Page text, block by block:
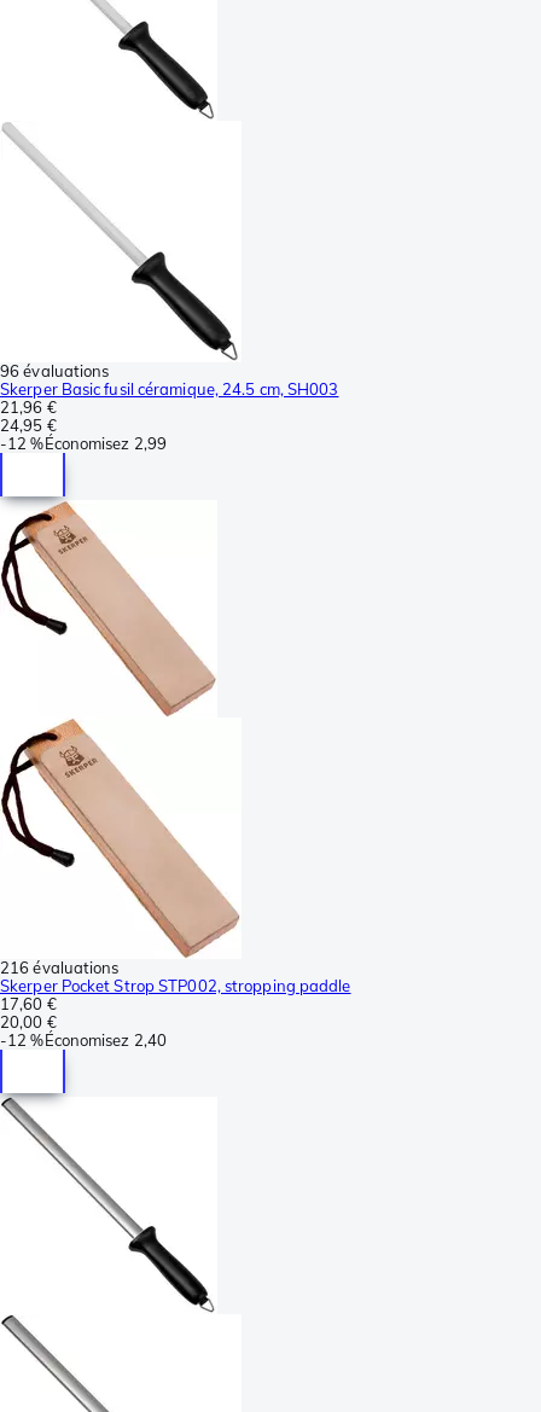
96 évaluations
Skerper Basic fusil céramique, 24.5 cm, SH003
21,96 €
24,95 €
-12 %Économisez 2,99
216 évaluations
Skerper Pocket Strop STP002, stropping paddle
17,60 €
20,00 €
-12 %Économisez 2,40